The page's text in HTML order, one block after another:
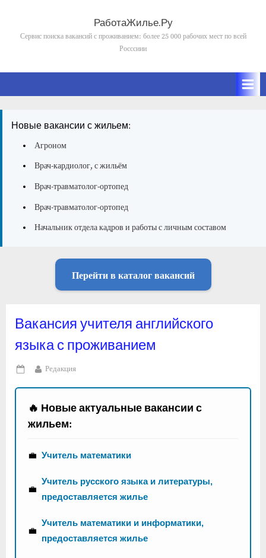
content
РаботаЖилье.Ру
Сервис поиска вакансий с проживанием: более 25 000 рабочих мест по всей
Росссиии
Новые вакансии с жильем:
Агроном
Врач-кардиолог, с жильём
Врач-травматолог-ортопед
Врач-травматолог-ортопед
Начальник отдела кадров и работы с личным составом
Перейти в каталог вакансий
Вакансия учителя английского
языка с проживанием
Posted
on
By
Редакция
🔥 Новые актуальные вакансии с
жильем:
💼 Учитель математики
💼
Учитель русского языка и литературы,
предоставляется жилье
💼
Учитель математики и информатики,
предоставляется жилье